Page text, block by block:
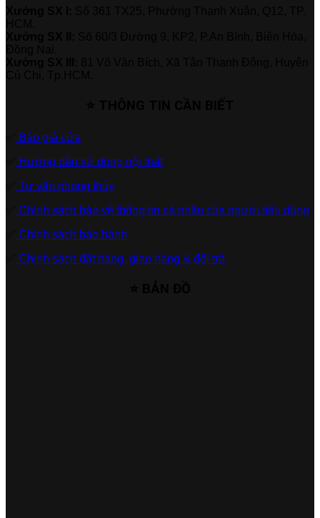
Báo giá cửa
Hướng dẫn sử dụng nội thất
Tư vấn phong thủy
Chính sách bảo vệ thông tin cá nhân của người tiêu dùng
Chính sách bảo hành
Chính sách đặt hàng, giao hàng & đổi trả